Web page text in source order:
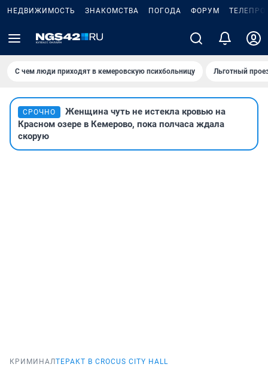
НЕДВИЖИМОСТЬ ЗНАКОМСТВА ПОГОДА ФОРУМ
С чем люди приходят в кемеровскую психбольницу Льготный
СРОЧНО
Женщина чуть не истекла кровью на
Красном озере в Кемерово, пока полчаса ждала
скорую
КРИМИНАЛТЕРАКТ В CROCUS CITY HALL